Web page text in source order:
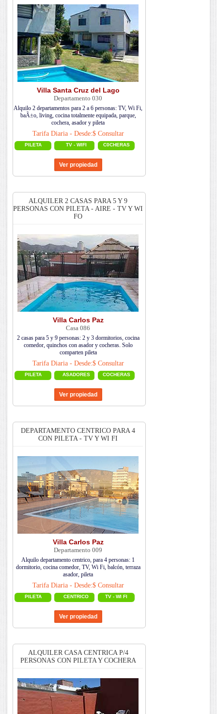
Villa Santa Cruz del Lago
Departamento 030
Alquilo 2 departamentos para 2 a 6 personas: TV, Wi Fi,
baÃ±o, living, cocina totalmente equipada, parque,
cochera, asador y pileta
Tarifa Diaria - Desde:$ Consultar
PILETA TV - WIFI C0CHERAS
ALQUILER 2 CASAS PARA 5 Y 9
PERSONAS CON PILETA - AIRE - TV Y WI
FO
Villa Carlos Paz
Casa 086
2 casas para 5 y 9 personas: 2 y 3 dormitorios, cocina
comedor, quinchos con asador y cocheras. Solo
comparten pileta
Tarifa Diaria - Desde:$ Consultar
PILETA ASADORES COCHERAS
DEPARTAMENTO CENTRICO PARA 4
CON PILETA - TV Y WI FI
Villa Carlos Paz
Departamento 009
Alquilo departamento centrico, para 4 personas: 1
dormitorio, cocina comedor, TV, Wi Fi, balcón, terraza
asador, pileta
Tarifa Diaria - Desde:$ Consultar
PILETA CENTRICO TV - WI FI
ALQUILER CASA CENTRICA P/4
PERSONAS CON PILETA Y COCHERA